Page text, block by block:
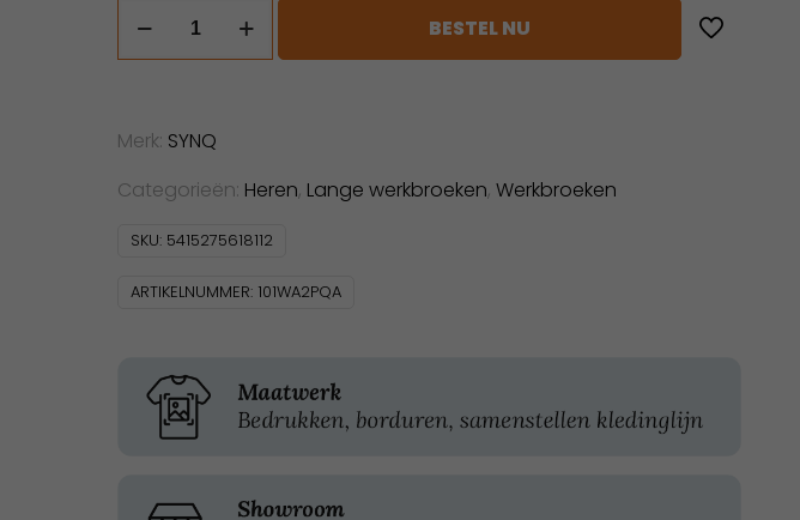
BESTEL NU
Merk: SYNQ
Categorieën: Heren, Lange werkbroeken, Werkbroeken
SKU: 5415275618112
ARTIKELNUMMER: 101WA2PQA